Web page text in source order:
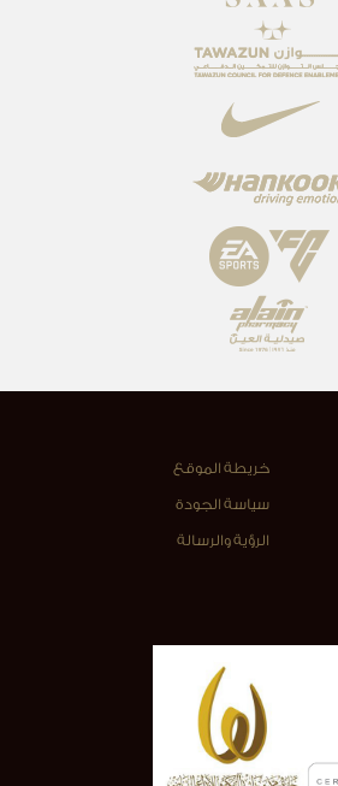
خريطة الموقع
سياسة الجودة
الرؤية والرسالة